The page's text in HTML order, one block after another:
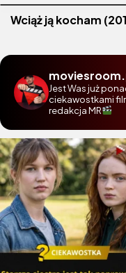
Wciąż ją kocham
Jest Was już
ciekawostkami
redakcja MR